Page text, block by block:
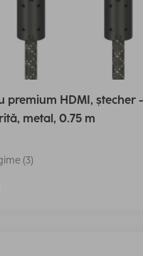
premium HDMI, ștecher
metal, 0.75 m
(3)